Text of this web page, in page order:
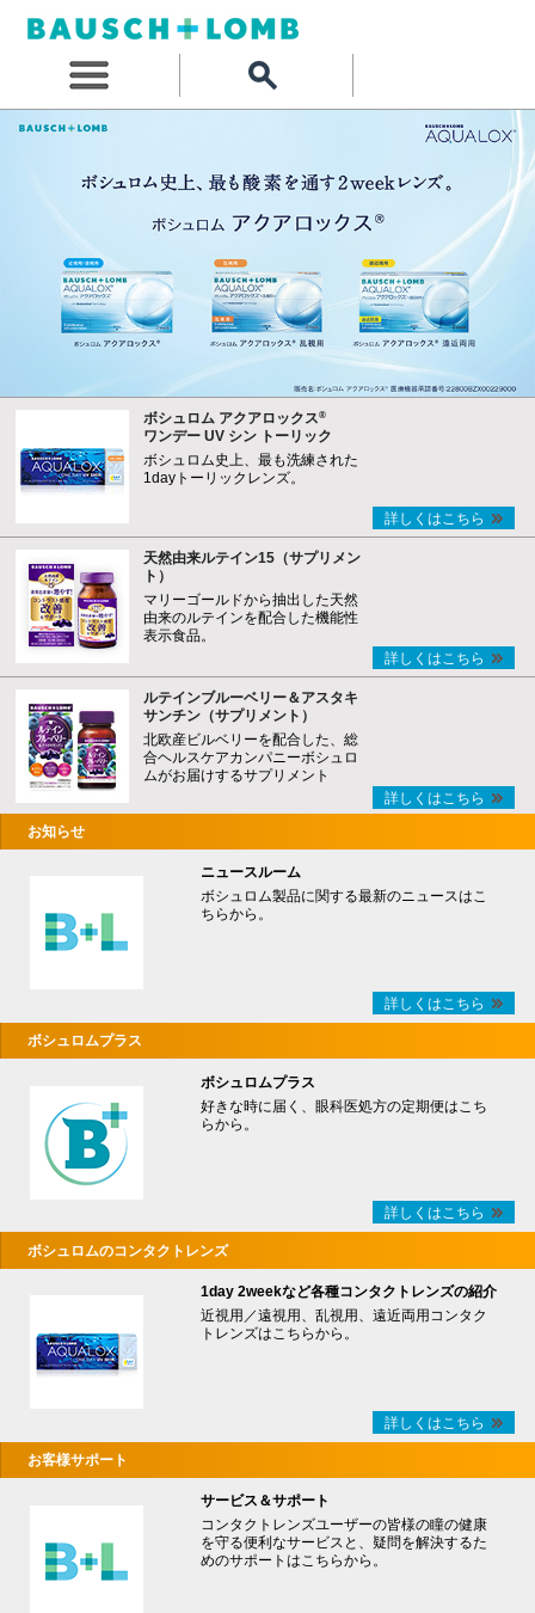
ボシュロム アクアロックス®
ワンデー UV シン トーリック
ボシュロム史上、最も洗練された
1dayトーリックレンズ。
詳しくはこちら
天然由来ルテイン15（サプリメン
ト）
マリーゴールドから抽出した天然
由来のルテインを配合した機能性
表示食品。
詳しくはこちら
ルテインブルーベリー＆アスタキ
サンチン（サプリメント）
北欧産ビルベリーを配合した、総
合ヘルスケアカンパニーボシュロ
ムがお届けするサプリメント
詳しくはこちら
お知らせ
ニュースルーム
ボシュロム製品に関する最新のニュースはこ
ちらから。
詳しくはこちら
ボシュロムプラス
ボシュロムプラス
好きな時に届く、眼科医処方の定期便はこち
らから。
詳しくはこちら
ボシュロムのコンタクトレンズ
1day 2weekなど各種コンタクトレンズの紹介
近視用／遠視用、乱視用、遠近両用コンタク
トレンズはこちらから。
詳しくはこちら
お客様サポート
サービス＆サポート
コンタクトレンズユーザーの皆様の瞳の健康
を守る便利なサービスと、疑問を解決するた
めのサポートはこちらから。